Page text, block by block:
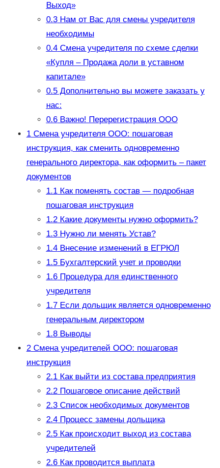
Выход»
0.3Нам от Вас для смены учредителя
необходимы
0.4Смена учредителя по схеме сделки
«Купля – Продажа доли в уставном
капитале»
0.5Дополнительно вы можете заказать у
нас:
0.6Важно! Перерегистрация ООО
1Смена учредителя ООО: пошаговая
инструкция, как сменить одновременно
генерального директора, как оформить – пакет
документов
1.1Как поменять состав — подробная
пошаговая инструкция
1.2Какие документы нужно оформить?
1.3Нужно ли менять Устав?
1.4Внесение изменений в ЕГРЮЛ
1.5Бухгалтерский учет и проводки
1.6Процедура для единственного
учредителя
1.7Если дольщик является одновременно
генеральным директором
1.8Выводы
2Смена учредителей ООО: пошаговая
инструкция
2.1Как выйти из состава предприятия
2.2Пошаговое описание действий
2.3Список необходимых документов
2.4Процесс замены дольщика
2.5Как происходит выход из состава
учредителей
2.6Как проводится выплата